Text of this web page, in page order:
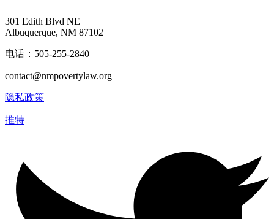
301 Edith Blvd NE
Albuquerque, NM 87102
电话：505-255-2840
contact@nmpovertylaw.org
隐私政策
推特